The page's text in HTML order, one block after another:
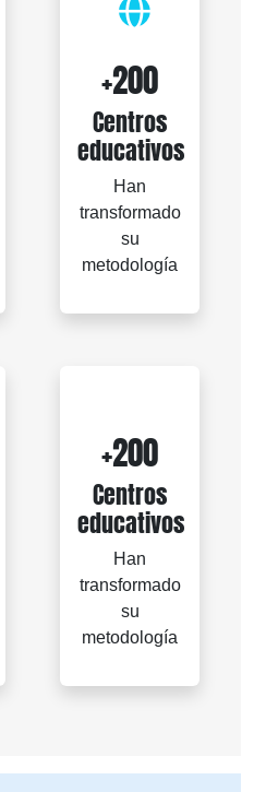
+200
Centros
educativos
Han
transformado
su
metodología
+200
Centros
educativos
Han
transformado
su
metodología